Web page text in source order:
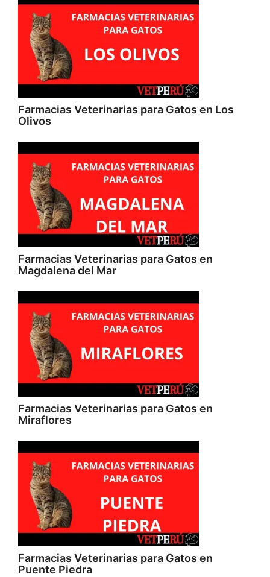
Farmacias Veterinarias para Gatos en Los
Olivos
Farmacias Veterinarias para Gatos en
Magdalena del Mar
Farmacias Veterinarias para Gatos en
Miraflores
Farmacias Veterinarias para Gatos en
Puente Piedra